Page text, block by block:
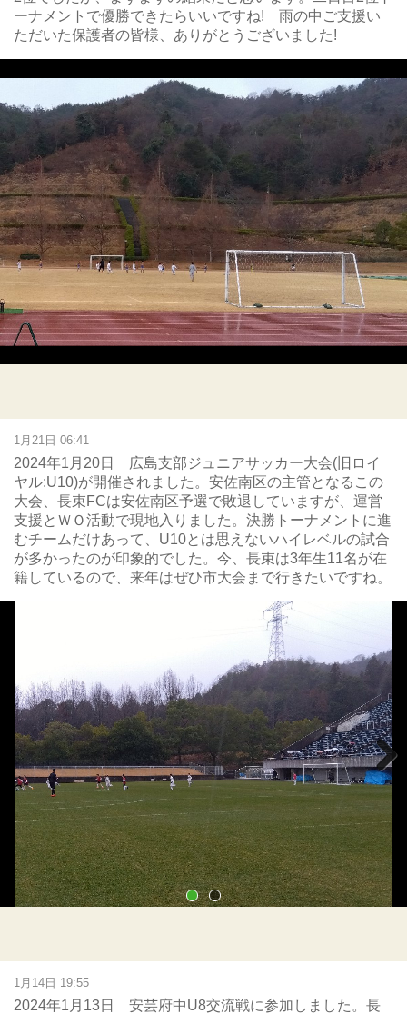
ーナメントで優勝できたらいいですね! 雨の中ご支援い
ただいた保護者の皆様、ありがとうございました!
1月21日 06:41
2024年1月20日 広島支部ジュニアサッカー大会(旧ロイ
ヤル:U10)が開催されました。安佐南区の主管となるこの
大会、長束FCは安佐南区予選で敗退していますが、運営
支援とＷＯ活動で現地入りました。決勝トーナメントに進
むチームだけあって、U10とは思えないハイレベルの試合
が多かったのが印象的でした。今、長束は3年生11名が在
籍しているので、来年はぜひ市大会まで行きたいですね。
Next
1月14日 19:55
2024年1月13日 安芸府中U8交流戦に参加しました。長